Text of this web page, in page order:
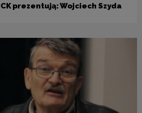
prezentują: Wojciech Szyda